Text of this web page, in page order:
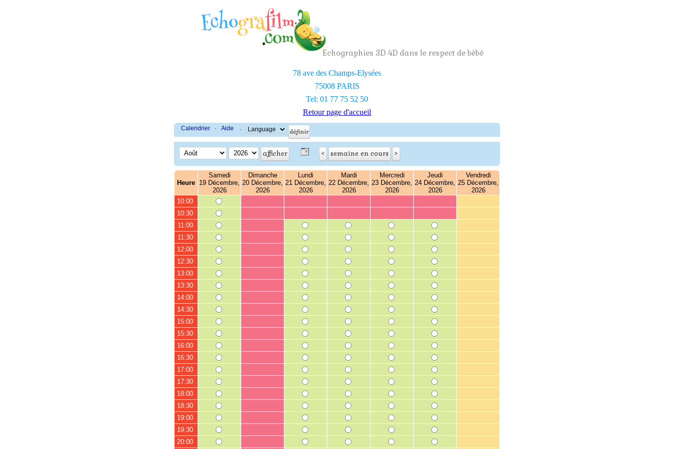
Echographies 3D 4D dans le respect de bébé
78 ave des Champs-Elysées
75008 PARIS
Tel: 01 77 75 52 50
Retour page d'accueil
Calendrier · Aide ·
Heure
Samedi
19 Décembre,
2026
Dimanche
20 Décembre,
2026
Lundi
21 Décembre,
2026
Mardi
22 Décembre,
2026
Mercredi
23 Décembre,
2026
Jeudi
24 Décembre,
2026
Vendredi
25 Décembre,
2026
10:00
10:30
11:00
11:30
12:00
12:30
13:00
13:30
14:00
14:30
15:00
15:30
16:00
16:30
17:00
17:30
18:00
18:30
19:00
19:30
20:00